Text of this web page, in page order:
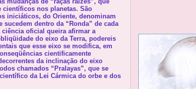
científicos nos planetas. São
iniciáticos, do Oriente, denominam
sucedem dentro da “Ronda” de cada
oficial queira afirmar a
do eixo da Terra, podereis
que esse eixo se modifica, em
cientificamente
da inclinação do eixo
chamados “Pralayas”, que se
da Lei Cármica do orbe e dos